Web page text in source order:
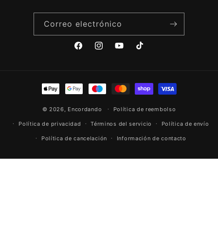
Correo electrónico
FacebookInstagramYouTubeTikTok
Formas
de
pago
© 2026, Encordando Política de reembolso
Política de privacidad Términos del servicio Política de envío
Política de cancelación Información de contacto